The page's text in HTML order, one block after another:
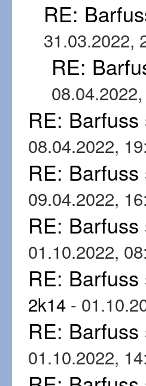
RE:
31.03.2022,
RE:
RE:
08.04.2022,
RE:
09.04.2022,
RE:
01.10.2022,
RE:
2k14 -
RE:
01.10.2022,